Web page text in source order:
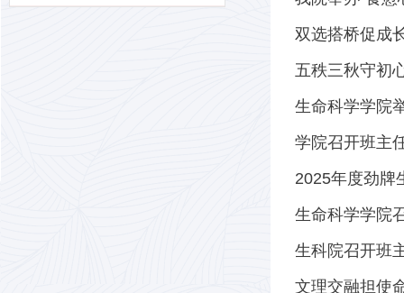
双选搭桥促成
五秩三秋守初
生命科学学院
学院召开班主
2025年度劲牌
生命科学学院
生科院召开班
文理交融担使